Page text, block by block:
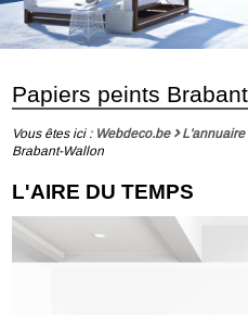
Papiers peints
Vous êtes ici : Webdeco.be L'annuaire
Brabant-Wallon
L'AIRE DU TEMPS